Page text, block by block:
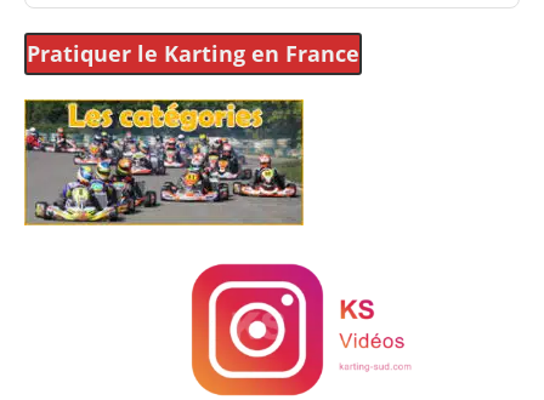
Pratiquer le Karting en France